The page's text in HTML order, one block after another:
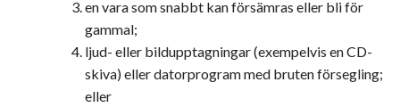
en vara som snabbt kan försämras eller bli för
gammal;
ljud- eller bildupptagningar (exempelvis en CD-
skiva) eller datorprogram med bruten försegling;
eller